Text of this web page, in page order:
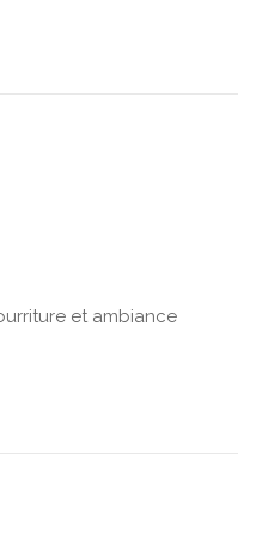
et ambiance